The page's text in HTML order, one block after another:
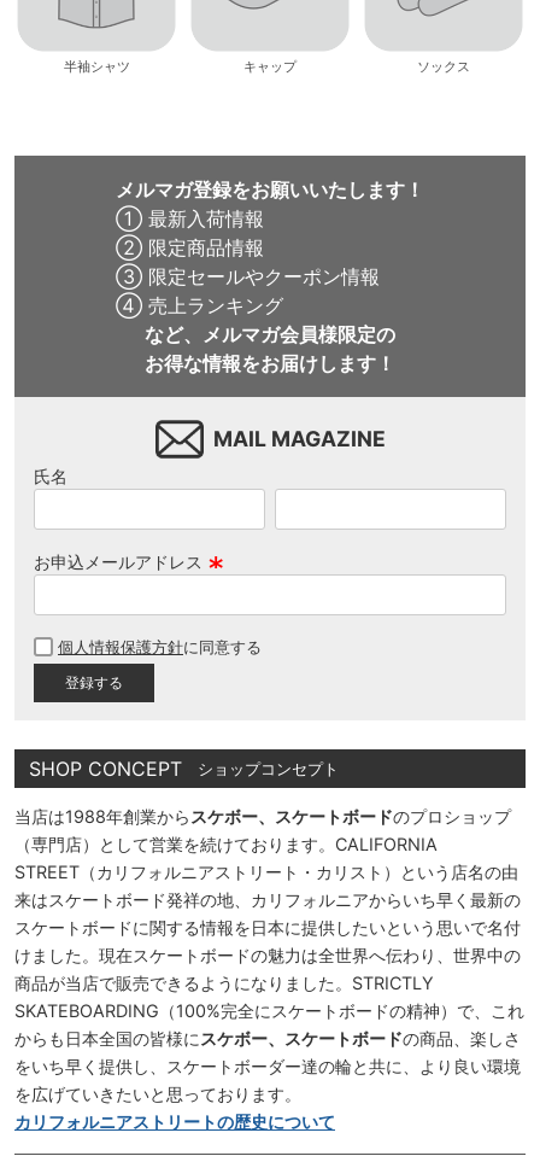
半袖シャツ キャップ ソックス
メルマガ登録をお願いいたします！
① 最新入荷情報
② 限定商品情報
③ 限定セールやクーポン情報
④ 売上ランキング
など、メルマガ会員様限定の
お得な情報をお届けします！
MAIL MAGAZINE
氏名
お申込メールアドレス
須
個人情報保護方針に同意する
SHOP CONCEPT ショップコンセプト
当店は1988年創業からスケボー、スケートボードのプロショップ
（専門店）として営業を続けております。CALIFORNIA
STREET（カリフォルニアストリート・カリスト）という店名の由
来はスケートボード発祥の地、カリフォルニアからいち早く最新の
スケートボードに関する情報を日本に提供したいという思いで名付
けました。現在スケートボードの魅力は全世界へ伝わり、世界中の
商品が当店で販売できるようになりました。STRICTLY
SKATEBOARDING（100%完全にスケートボードの精神）で、これ
からも日本全国の皆様にスケボー、スケートボードの商品、楽しさ
をいち早く提供し、スケートボーダー達の輪と共に、より良い環境
を広げていきたいと思っております。
カリフォルニアストリートの歴史について